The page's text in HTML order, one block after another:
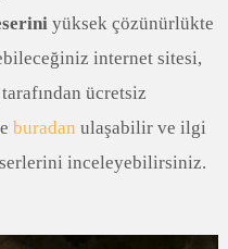
yüksek çözünürlükte
internet sitesi,
tarafından ücretsiz
buradan ulaşabilir ve ilgi
inceleyebilirsiniz.